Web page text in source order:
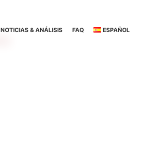
NOTICIAS & ANÁLISIS FAQ ESPAÑOL